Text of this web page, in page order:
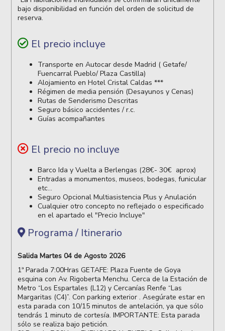
bajo disponibilidad en función del orden de solicitud de
reserva.
El precio incluye
Transporte en Autocar desde Madrid ( Getafe/
Fuencarral Pueblo/ Plaza Castilla)
Alojamiento en Hotel Cristal Caldas ***
Régimen de media pensión (Desayunos y Cenas)
Rutas de Senderismo Descritas
Seguro básico accidentes / r.c.
Guías acompañantes
El precio no incluye
Barco Ida y Vuelta a Berlengas (28€- 30€ aprox)
Entradas a monumentos, museos, bodegas, funicular
etc...
Seguro Opcional Multiasistencia Plus y Anulación
Cualquier otro concepto no reflejado o especificado
en el apartado el "Precio Incluye"
Programa / Itinerario
Salida Martes 04 de Agosto 2026
1ª Parada 7:00Hras GETAFE: Plaza Fuente de Goya
esquina con Av. Rigoberta Menchu. Cerca de la Estación de
Metro “Los Espartales (L12) y Cercanías Renfe “Las
Margaritas (C4)”. Con parking exterior . Asegúrate estar en
esta parada con 10/15 minutos de antelación, ya que sólo
tendrás 1 minuto de cortesía. IMPORTANTE: Esta parada
sólo se realiza bajo petición.